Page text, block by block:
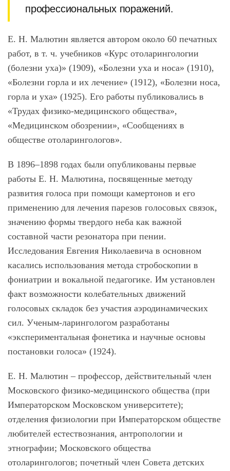
профессиональных поражений.
Е. Н. Малютин является автором около 60 печатных
работ, в т. ч. учебников «Курс отоларингологии
(болезни уха)» (1909), «Болезни уха и носа» (1910),
«Болезни горла и их лечение» (1912), «Болезни носа,
горла и уха» (1925). Его работы публиковались в
«Трудах физико-медицинского общества»,
«Медицинском обозрении», «Сообщениях в
обществе отоларингологов».
В 1896–1898 годах были опубликованы первые
работы Е. Н. Малютина, посвященные методу
развития голоса при помощи камертонов и его
применению для лечения парезов голосовых связок,
значению формы твердого неба как важной
составной части резонатора при пении.
Исследования Евгения Николаевича в основном
касались использования метода стробоскопии в
фониатрии и вокальной педагогике. Им установлен
факт возможности колебательных движений
голосовых складок без участия аэродинамических
сил. Ученым-ларингологом разработаны
«экспериментальная фонетика и научные основы
постановки голоса» (1924).
Е. Н. Малютин – профессор, действительный член
Московского физико-медицинского общества (при
Императорском Московском университете);
отделения физиологии при Императорском обществе
любителей естествознания, антропологии и
этнографии; Московского общества
отоларингологов; почетный член Совета детских